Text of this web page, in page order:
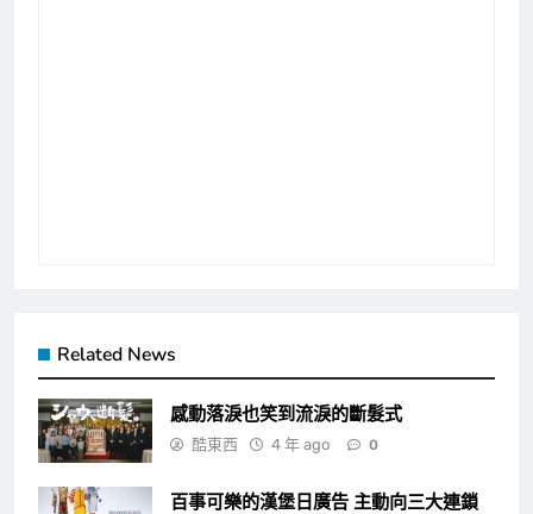
Related News
感動落淚也笑到流淚的斷髮式
酷東西 4 年 ago 0
百事可樂的漢堡日廣告 主動向三大連鎖